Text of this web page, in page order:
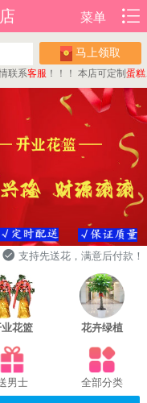
菜单
马上领取
客服！！！ 本店可定制蛋糕 、
支持先送花，满意后付款！
花篮 花卉绿植
男士 全部分类